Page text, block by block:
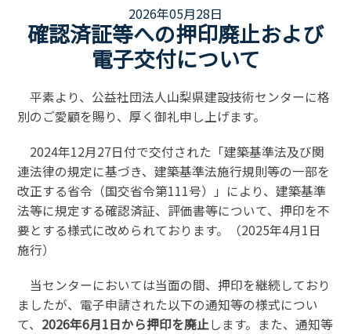
2026年05月28日
確認済証等への押印廃止および
電子交付について
平素より、公益社団法人山梨県建設技術センターに格
別のご愛顧を賜り、厚く御礼申し上げます。
2024年12月27日付で交付された「建築基準法及び関
連法律の規定に基づき、建築基準法施行規則等の一部を
改正する省令（国交省令第111号）」により、建築基準
法等に規定する確認済証、評価書等について、押印を不
要とする様式に改められております。（2025年4月1日
施行）
当センターにおいては当面の間、押印を継続しており
ましたが、電子申請された以下の通知等の様式につい
て、 2026年6月1日から押印を廃止します。また、通知等